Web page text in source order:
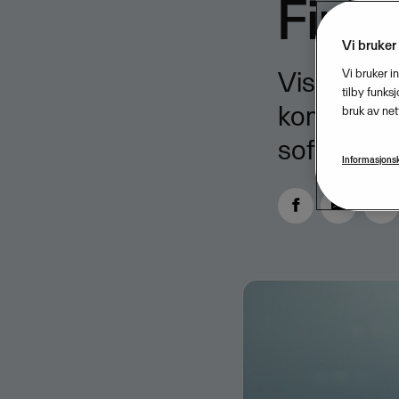
​Visma
software
Vi
Vi bruker
tilby
bruk av